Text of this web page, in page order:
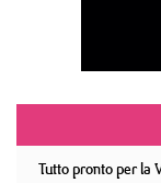
Tutto pronto per la